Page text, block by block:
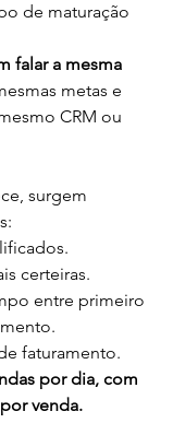
de maturação
falar a mesma
metas e
CRM ou
surgem
certeiras.
entre primeiro
faturamento.
por dia, com
venda.